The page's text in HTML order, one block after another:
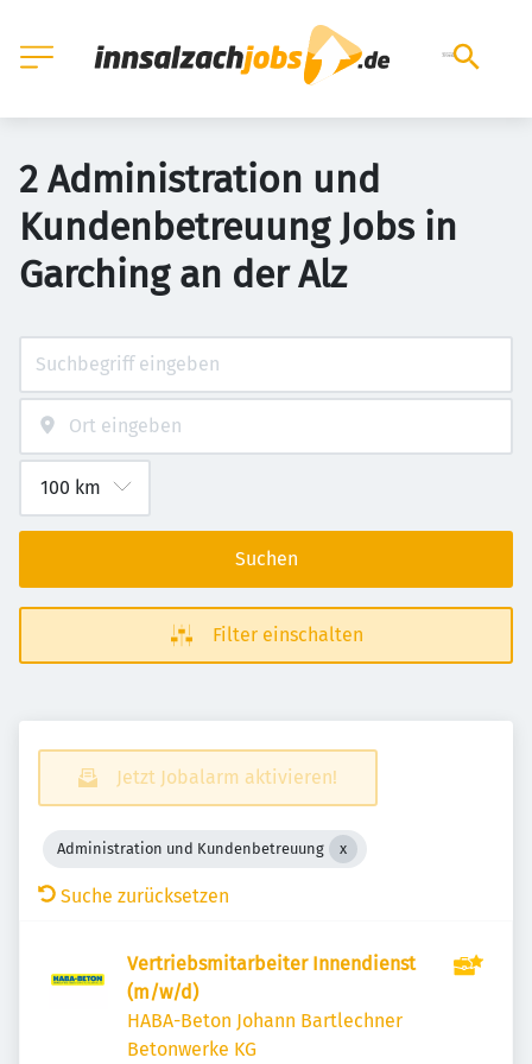
2 Administration und
Kundenbetreuung Jobs in
Garching an der Alz
Suchen
Filter einschalten
Jetzt Jobalarm aktivieren!
Administration und Kundenbetreuung
Suche zurücksetzen
Vertriebsmitarbeiter Innendienst
(m/w/d)
HABA-Beton Johann Bartlechner
Betonwerke KG